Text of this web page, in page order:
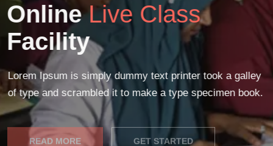
OnlineLive Class
Facility
Lorem Ipsum is simply dummy text printer took a galley
of type and scrambled it to make a type specimen book.
READ MORE GET STARTED